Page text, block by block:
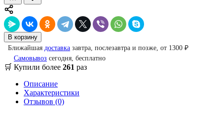
В корзину
Ближайшая доставка завтра, послезавтра и позже, от 1300 ₽
Самовывоз сегодня, бесплатно
🛒 Купили более 261 раз
Описание
Характеристики
Отзывов (0)